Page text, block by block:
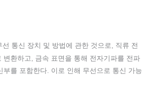
선 통신 장치 및 방법에 관한 것으로, 직류 전
변환하고, 금속 표면을 통해 전자기파를 전파
부를 포함한다. 이로 인해 무선으로 통신 가능